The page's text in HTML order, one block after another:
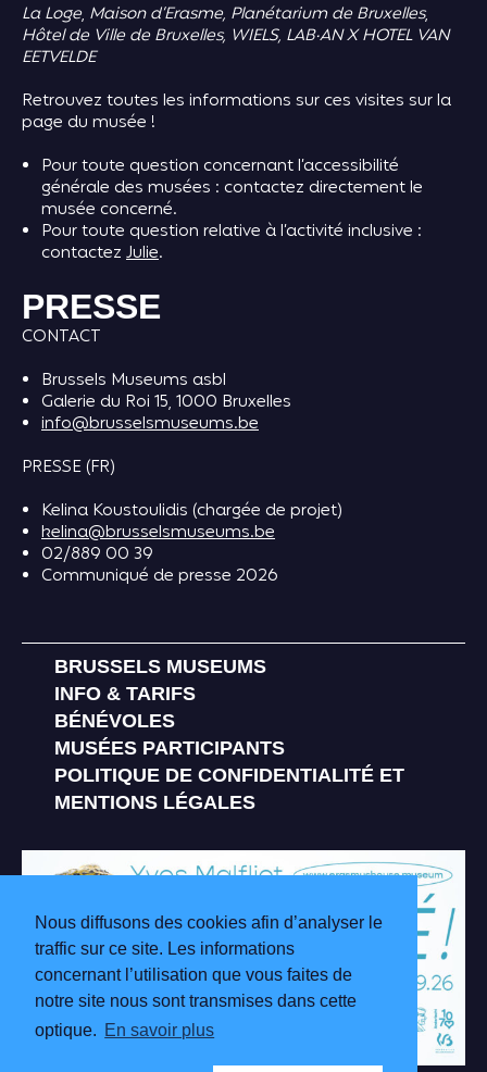
Nous diffusons des cookies afin d’analyser le
traffic sur ce site. Les informations
concernant l’utilisation que vous faites de
notre site nous sont transmises dans cette
optique. En savoir plus
La Loge, Maisond’Erasme, Planétarium de Bruxelles,
Hôtel de Ville de Bruxelles, WIELS, LAB·AN X HOTEL VAN
EETVELDE
Retrouvez toutes les informations sur ces visites sur la
page du musée !
Pour toute question concernant l’accessibilité
générale des musées : contactez directement le
musée concerné.
Pour toute question relative à l’activité inclusive :
contactez Julie.
PRESSE
CONTACT
Brussels Museums asbl
Galerie du Roi 15, 1000 Bruxelles
info@brusselsmuseums.be
PRESSE (FR)
Kelina Koustoulidis (chargée de projet)
kelina@brusselsmuseums.be
02/889 00 39
Communiqué de presse 2026
BRUSSELS MUSEUMS
INFO & TARIFS
BÉNÉVOLES
MUSÉES PARTICIPANTS
POLITIQUE DE CONFIDENTIALITÉ ET
MENTIONS LÉGALES